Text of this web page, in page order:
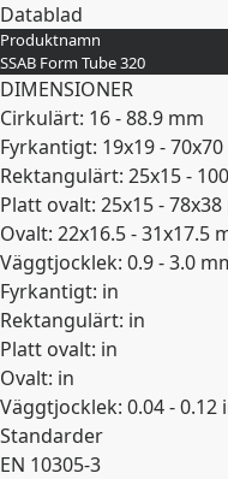
Datablad
Expandera
Produktnamn
SSAB Form Tube 320
DIMENSIONER
Cirkulärt: 16 - 88.9 mm
Fyrkantigt: 19x19 -
Rektangulärt: 25x15 -
Platt ovalt: 25x15 -
Ovalt: 22x16.5 - 31x17.5
Väggtjocklek: 0.9 - 3.0
Fyrkantigt: in
Rektangulärt: in
Platt ovalt: in
Ovalt: in
Väggtjocklek: 0.04 - 0.12
Standarder
EN 10305-3